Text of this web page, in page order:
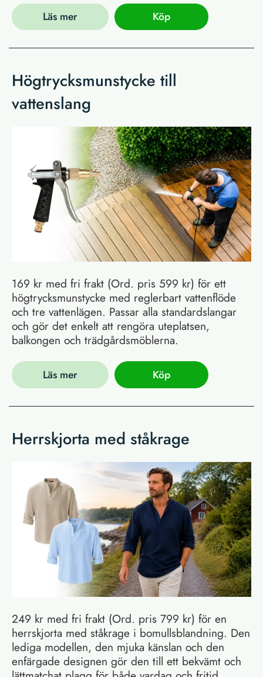
Läs mer Köp
Högtrycksmunstycke till
vattenslang
169 kr med fri frakt (Ord. pris 599 kr) för ett
högtrycksmunstycke med reglerbart vattenflöde
och tre vattenlägen. Passar alla standardslangar
och gör det enkelt att rengöra uteplatsen,
balkongen och trädgårdsmöblerna.
Läs mer Köp
Herrskjorta med ståkrage
249 kr med fri frakt (Ord. pris 799 kr) för en
herrskjorta med ståkrage i bomullsblandning. Den
lediga modellen, den mjuka känslan och den
enfärgade designen gör den till ett bekvämt och